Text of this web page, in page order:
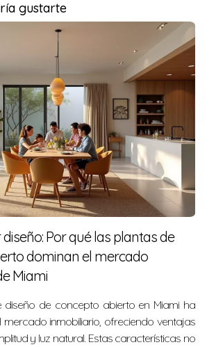
legal.
tu plan inmobiliario? Estoy
tarda normalmente el
proceso completo puede durar entre
dependiendo del tipo de propiedad y
necesito para la pre-
identificativos como pasaporte
gustarte
Por qué las plantas de
dominan el mercado
Miami
diseño de concepto abierto en Miami ha
mercado inmobiliario, ofreciendo ventajas
y luz natural. Estas características no